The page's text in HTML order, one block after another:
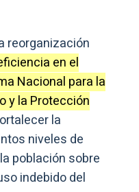
reorganización
en el
Nacional para la
y la Protección
la
niveles de
población sobre
indebido del